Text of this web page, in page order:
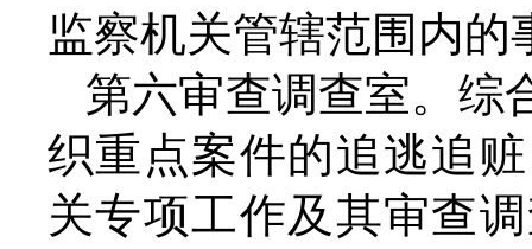
监察机关管辖范围内的
第六审查调查室。综
织重点案件的追逃追
关专项工作及其审查